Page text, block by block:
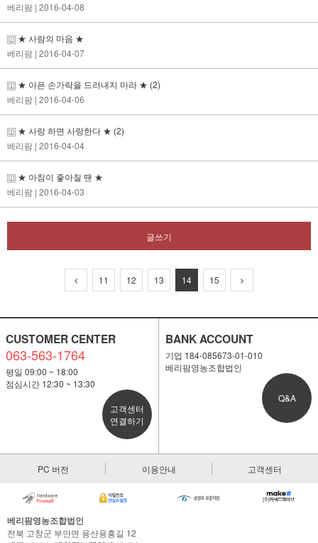
베리팜 | 2016-04-08
★ 사람의 마음 ★
베리팜 | 2016-04-07
★ 아픈 손가락을 드러내지 마라 ★ (2)
베리팜 | 2016-04-06
★ 사랑 하면 사랑한다 ★ (2)
베리팜 | 2016-04-04
★ 아침이 좋아질 땐 ★
베리팜 | 2016-04-03
글쓰기
11 12 13 14 15
CUSTOMER CENTER
063-563-1764
평일 09:00 ~ 18:00
점심시간 12:30 ~ 13:30
고객센터
연결하기
BANK ACCOUNT
기업 184-085673-01-010
베리팜영농조합법인
Q&A
PC 버전 이용안내 고객센터
베리팜영농조합법인
전북 고창군 부안면 용산용흥길 12